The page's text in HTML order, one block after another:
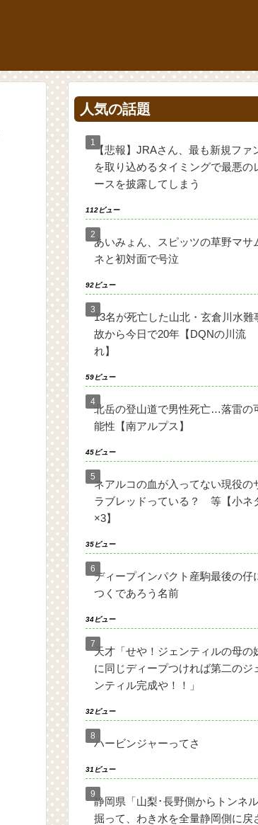
人気の話題
【悲報】JRAさん、最も新規ファ
を取り込めるタイミングで最悪の
ースを披露してしまう
112ビュー
あいみょん、スピッツの草野マサ
ネと初対面で号泣
92ビュー
13名が死亡した山北・玄倉川水難
故から今日で20年【DQNの川流
れ】
59ビュー
北岳の登山道で男性死亡…落雷の
能性【南アルプス】
45ビュー
ネアルコの血が入ってない現役の
ラブレッドっている？ 等【小ネ
×3】
35ビュー
ディープインパクト産駒最後の仔
つくであろう名前
34ビュー
天才「せや！ジェンティルの母の
に同じディープつければ第二のジ
ンティル完成や！！」
32ビュー
ハービンジャーってさ
31ビュー
静岡県「山梨･長野側からトンネル
掘って、わき水を全量静岡側に戻